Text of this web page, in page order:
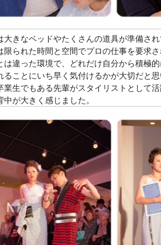
大きなベッドやたくさんの道具が準備され
限られた時間と空間でプロの仕事を要求
は違った環境で、どれだけ自分から積極的
ることにいち早く気付けるかが大切だと
業生でもある先輩がスタイリストとして活
中が大きく感じました。